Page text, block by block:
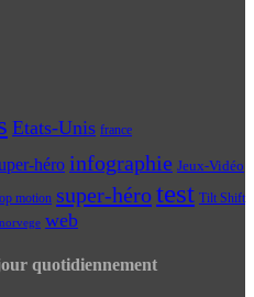
Etats-Unis france
héro infographie Jeux-Vidéo
motion super-hérotest Tilt Shift
web
quotidiennement